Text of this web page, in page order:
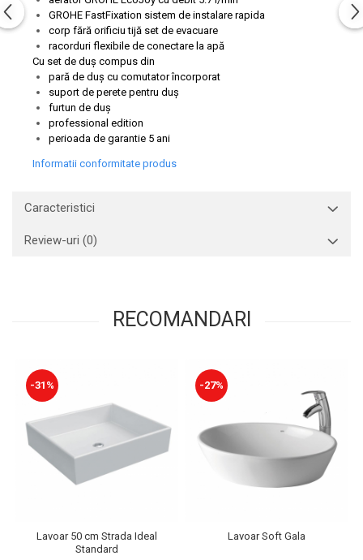
GROHE FastFixation sistem de instalare rapida
corp fără orificiu tijă set de evacuare
racorduri flexibile de conectare la apă
Cu set de duș compus din
pară de duş cu comutator încorporat
suport de perete pentru duş
furtun de duş
professional edition
perioada de garantie 5 ani
Informatii conformitate produs
Caracteristici
Review-uri (0)
RECOMANDARI
-31%
Lavoar 50 cm Strada Ideal
Standard
-27%
Lavoar Soft Gala